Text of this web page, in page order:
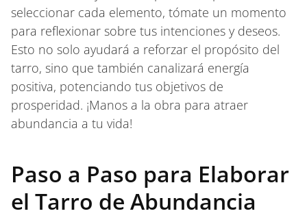
seleccionar cada elemento, tómate un momento
para reflexionar sobre tus intenciones y deseos.
Esto no solo ayudará a reforzar el propósito del
tarro, sino que también canalizará energía
positiva, potenciando tus objetivos de
prosperidad. ¡Manos a la obra para atraer
abundancia a tu vida!
Paso a Paso para Elaborar
el Tarro de Abundancia